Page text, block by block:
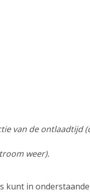
van de ontlaadtijd
weer).
kunt in